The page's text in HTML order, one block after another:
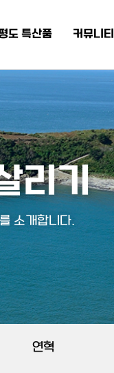
도 특산품 커뮤니티
리기
소개합니다.
연혁